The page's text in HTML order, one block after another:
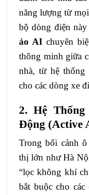
năng lượng từ
bộ dòng điện
ảo AI chuyên
thông minh giữa
nhà, từ hệ thống
cho các dòng xe
2. Hệ
Động (Active
Trong bối cảnh
thị lớn như Hà
“lọc không khí
bắt buộc cho